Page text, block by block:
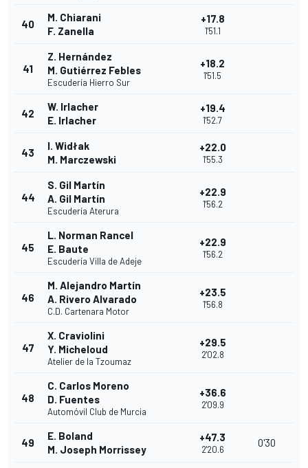
40
M. Chiarani
F. Zanella
+17.8
1'51.1
41
Z. Hernández
M. Gutiérrez Febles
Escudería Hierro Sur
+18.2
1'51.5
42
W. Irlacher
E. Irlacher
+19.4
1'52.7
43
I. Widłak
M. Marczewski
+22.0
1'55.3
44
S. Gil Martín
A. Gil Martín
Escudería Aterura
+22.9
1'56.2
45
L. Norman Rancel
E. Baute
Escudería Villa de Adeje
+22.9
1'56.2
46
M. Alejandro Martín
A. Rivero Alvarado
C.D. Cartenara Motor
+23.5
1'56.8
47
X. Craviolini
Y. Micheloud
Atelier de la Tzoumaz
+29.5
2'02.8
48
C. Carlos Moreno
D. Fuentes
Automóvil Club de Murcia
+36.6
2'09.9
49
E. Boland
M. Joseph Morrissey
+47.3
2'20.6
0'30